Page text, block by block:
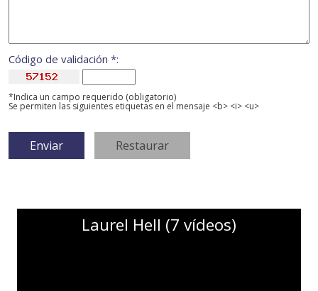
Código de validación *:
*Indica un campo requerido (obligatorio)
Se permiten las siguientes etiquetas en el mensaje <b> <i> <u>
Laurel Hell (7 vídeos)